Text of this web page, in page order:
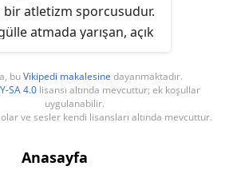
kategorisinde altın
bir atletizm sporcusudur.
atmada yarışan, açık
metre kişisel rekoru
bir atletizm
Bugüne kadarki en
2012 Dünya Salon
buVikipedi makalesine dayanmaktadır.
SA 4.0 lisansı altında mevcuttur; ek koşullar
uygulanabilir.
ve sesler kendi lisansları altında mevcuttur.
Anasayfa